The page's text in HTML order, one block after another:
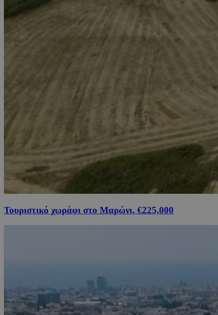
Τουριστικό χωράφι στο Μαρώνι, €225,000